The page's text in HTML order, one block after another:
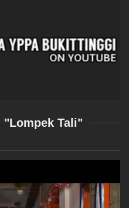
"Lompek Tali"